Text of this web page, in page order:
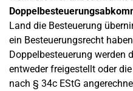
Land die Besteuerung
ein Besteuerungsrecht
Doppelbesteuerung werden
entweder freigestellt oder
nach § 34c EStG